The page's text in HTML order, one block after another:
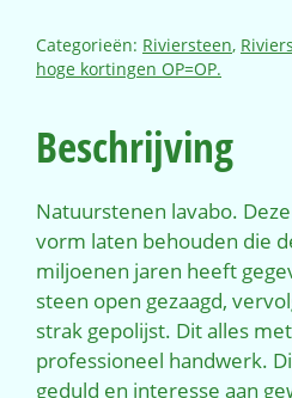
Categorieën: Riviersteen,
hoge kortingen OP=OP.
Beschrijving
Natuurstenen lavabo.
vorm laten behouden die
miljoenen jaren heeft
steen open gezaagd,
strak gepolijst. Dit alles
professioneel handwerk.
geduld en interesse aan